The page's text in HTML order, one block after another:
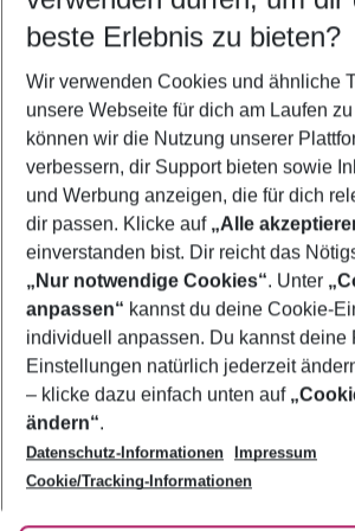
5-8 Nächte
2 Erwachsene Keine Kinder
Mehr Filter anzeigen
Footer
Footer navigation
Über uns
AGB
Bestpreisgarantie
Cookie-Einstellungen ändern
Cookie-Richtlinie
Agenturbetreuung
Barrierefreies Reisen
Folge uns
beste Erlebnis zu bieten?
Wir verwenden Cookies und ähnliche
unsere Webseite für dich am Laufen
können wir die Nutzung unserer
verbessern, dir Support bieten sowie
und Werbung anzeigen, die für dich
dir passen. Klicke auf „Alle
einverstanden bist. Dir reicht das
„Nur notwendige Cookies“. Unter
anpassen“ kannst du deine Cookie-
individuell anpassen. Du kannst deine
Einstellungen natürlich jederzeit
– klicke dazu einfach unten auf
ändern“.
Datenschutz-Informationen
Impressum
Cookie/Tracking-Informationen